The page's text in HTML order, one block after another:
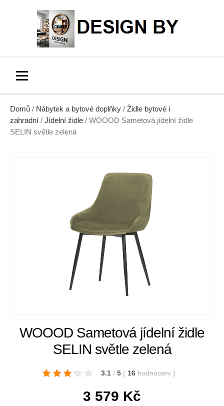
Domů / Nábytek a bytové doplňky / Židle bytové i
zahradní / Jídelní židle / WOOOD Sametová jídelní židle
SELIN světle zelená
WOOOD Sametová jídelní židle
SELIN světle zelená
3.1 / 5 ( 16 hodnocení )
3 579 Kč